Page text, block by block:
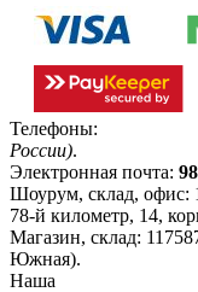
Телефоны:
России).
Электронная почта:
Шоурум, склад, офис:
78-й километр, 14,
Магазин, склад:
Южная).
Наша